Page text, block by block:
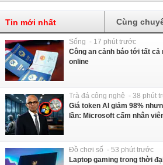
Tin mới nhất Cùng
Sống - 17 phút trước
Công an cảnh báo tới tất
online
Trà đá công nghệ - 38 phút
Giá token AI giảm 98%
lần: Microsoft cấm nhân
Đồ chơi số - 53 phút trước
Laptop gaming trong thời